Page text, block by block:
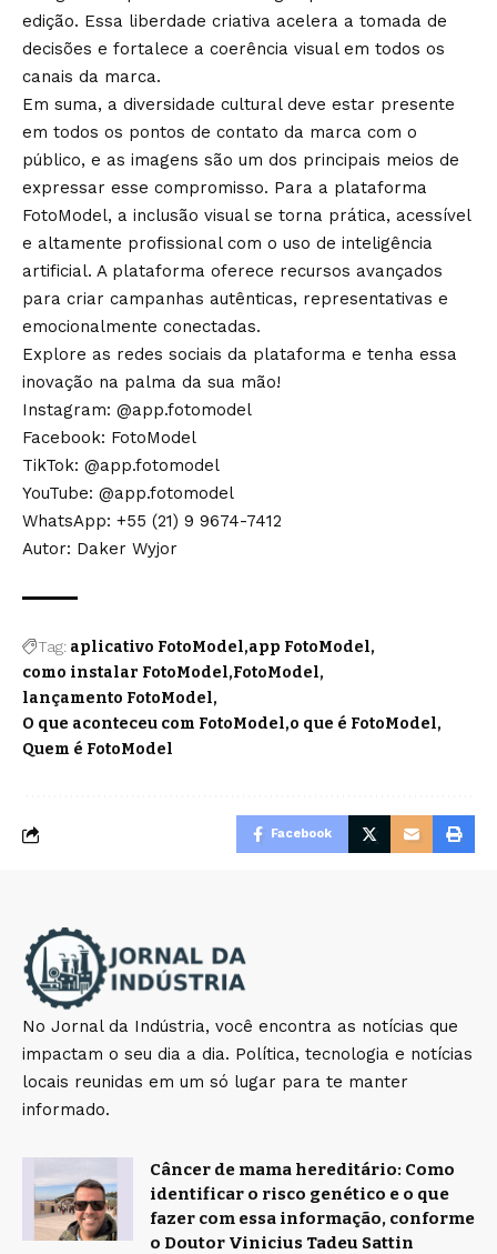
edição. Essa liberdade criativa acelera a tomada de
decisões e fortalece a coerência visual em todos os
canais da marca.
Em suma, a diversidade cultural deve estar presente
em todos os pontos de contato da marca com o
público, e as imagens são um dos principais meios de
expressar esse compromisso. Para a plataforma
FotoModel, a inclusão visual se torna prática, acessível
e altamente profissional com o uso de inteligência
artificial. A plataforma oferece recursos avançados
para criar campanhas autênticas, representativas e
emocionalmente conectadas.
Explore as redes sociais da plataforma e tenha essa
inovação na palma da sua mão!
Instagram: @app.fotomodel
Facebook: FotoModel
TikTok: @app.fotomodel
YouTube: @app.fotomodel
WhatsApp: +55 (21) 9 9674-7412
Autor: Daker Wyjor
Tag: aplicativo FotoModel app FotoModel
como instalar FotoModel FotoModel
lançamento FotoModel
O que aconteceu com FotoModel o que é FotoModel
Quem é FotoModel
Facebook
No Jornal da Indústria, você encontra as notícias que
impactam o seu dia a dia. Política, tecnologia e notícias
locais reunidas em um só lugar para te manter
informado.
Câncer de mama hereditário: Como
identificar o risco genético e o que
fazer com essa informação, conforme
o Doutor Vinicius Tadeu Sattin